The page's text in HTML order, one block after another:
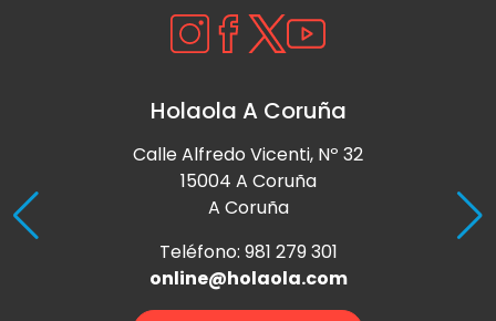
Holaola A Coruña
Calle Alfredo Vicenti, Nº 32
15004 A Coruña
A Coruña
Teléfono: 981 279 301
online@holaola.com